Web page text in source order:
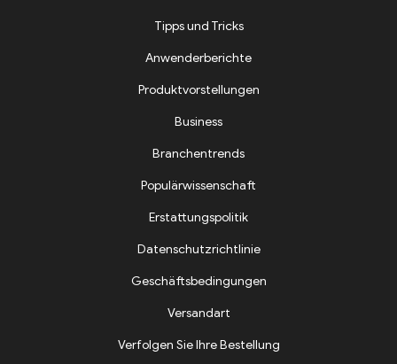
Tipps und Tricks
Anwenderberichte
Produktvorstellungen
Business
Branchentrends
Populärwissenschaft
Erstattungspolitik
Datenschutzrichtlinie
Geschäftsbedingungen
Versandart
Verfolgen Sie Ihre Bestellung